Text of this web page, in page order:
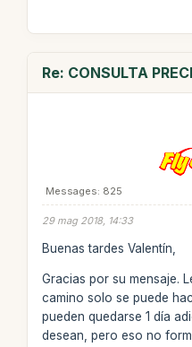
Re: CONSULTA
Messages: 825
29 mag 2018, 14:33
Buenas tardes Valentín,
Gracias por su mensaje.
camino solo se puede
pueden quedarse 1 día
desean, pero eso no